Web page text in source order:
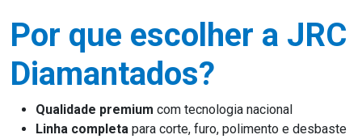
Por que escolher a JRC
Diamantados?
Qualidade premium com tecnologia nacional
Linha completa para corte, furo, polimento e desbaste